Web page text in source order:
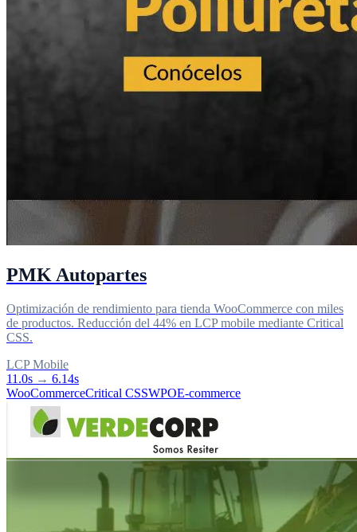
PMK Autopartes
Optimización de rendimiento para tienda WooCommerce con miles
de productos. Reducción del 44% en LCP mobile mediante Critical
CSS.
LCP Mobile
11.0s → 6.14s
WooCommerceCritical CSSWPOE-commerce